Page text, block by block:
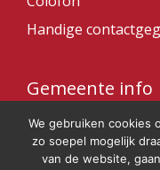
Handige
Gemeente info
Gemeente Veendam
We gebruiken cookies
zo soepel mogelijk
van de website,